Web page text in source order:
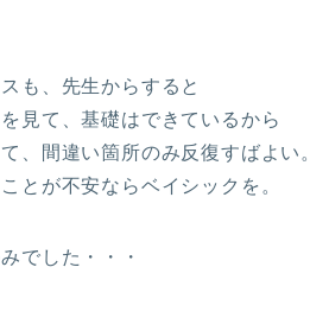
も、先生からすると
見て、基礎はできているから
、間違い箇所のみ反復すばよい。
とが不安ならベイシックを。
でした・・・